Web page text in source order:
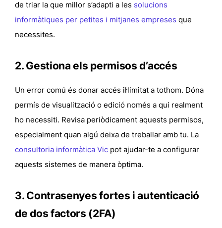
de triar la que millor s’adapti a les solucions
informàtiques per petites i mitjanes empreses que
necessites.
2. Gestiona els permisos d’accés
Un error comú és donar accés il·limitat a tothom. Dóna
permís de visualització o edició només a qui realment
ho necessiti. Revisa periòdicament aquests permisos,
especialment quan algú deixa de treballar amb tu. La
consultoria informàtica Vic pot ajudar-te a configurar
aquests sistemes de manera òptima.
3. Contrasenyes fortes i autenticació
de dos factors (2FA)